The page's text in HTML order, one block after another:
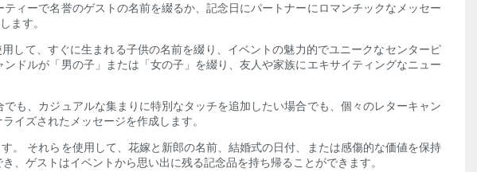
ィーで名誉のゲストの名前を綴るか、記念日にパートナーにロマンチックなメッセー
ます。
して、すぐに生まれる子供の名前を綴り、イベントの魅力的でユニークなセンターピ
ドルが「男の子」または「女の子」を綴り、友人や家族にエキサイティングなニュー
も、カジュアルな集まりに特別なタッチを追加したい場合でも、個々のレターキャン
イズされたメッセージを作成します。
。 それらを使用して、花嫁と新郎の名前、結婚式の日付、または感傷的な価値を保持
ゲストはイベントから思い出に残る記念品を持ち帰ることができます。